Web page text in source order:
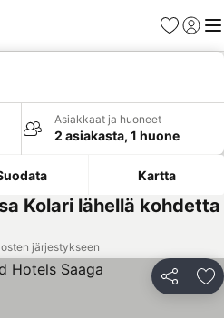
Suosikit
Asiakkaat ja huoneet
2 asiakasta, 1 huone
Kartta
Kolari lähellä kohdetta
järjestykseen
Jaa